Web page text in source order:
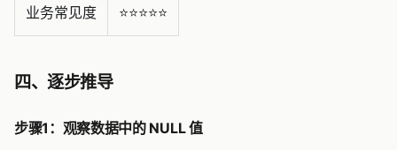
业务常见度 ⭐️⭐️⭐️⭐️⭐️
四、逐步推导
步骤1：观察数据中的 NULL 值